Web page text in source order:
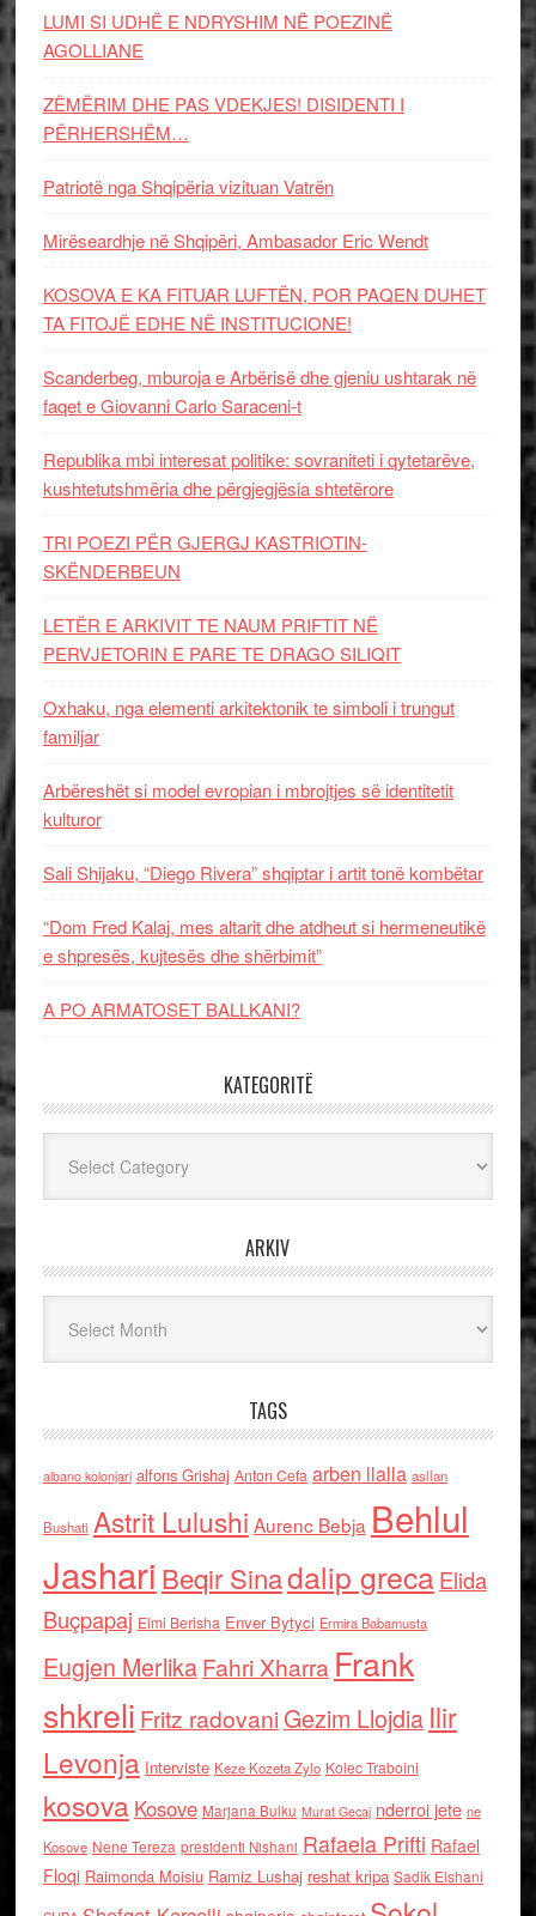
LUMI SI UDHË E NDRYSHIM NË POEZINË
AGOLLIANE
ZËMËRIM DHE PAS VDEKJES! DISIDENTI I
PËRHERSHËM…
Patriotë nga Shqipëria vizituan Vatrën
Mirëseardhje në Shqipëri, Ambasador Eric Wendt
KOSOVA E KA FITUAR LUFTËN, POR PAQEN DUHET
TA FITOJË EDHE NË INSTITUCIONE!
Scanderbeg, mburoja e Arbërisë dhe gjeniu ushtarak në
faqet e Giovanni Carlo Saraceni-t
Republika mbi interesat politike: sovraniteti i qytetarëve,
kushtetutshmëria dhe përgjegjësia shtetërore
TRI POEZI PËR GJERGJ KASTRIOTIN-
SKËNDERBEUN
LETËR E ARKIVIT TE NAUM PRIFTIT NË
PERVJETORIN E PARE TE DRAGO SILIQIT
Oxhaku, nga elementi arkitektonik te simboli i trungut
familjar
Arbëreshët si model evropian i mbrojtjes së identitetit
kulturor
Sali Shijaku, “Diego Rivera” shqiptar i artit tonë kombëtar
“Dom Fred Kalaj, mes altarit dhe atdheut si hermeneutikë
e shpresës, kujtesës dhe shërbimit”
A PO ARMATOSET BALLKANI?
KATEGORITË
ARKIV
TAGS
albano kolonjari alfons Grishaj Anton Cefa arben llalla asllan
Bushati Astrit Lulushi Aurenc Bebja Behlul
Jashari Beqir Sinadalip grecaElida
Buçpapaj Elmi Berisha Enver Bytyci Ermira Babamusta
Eugjen MerlikaFahri Xharra Frank
shkreli Fritz radovaniGezim Llojdia Ilir
Levonja Interviste Keze Kozeta Zylo Kolec Traboini
kosova Kosove Marjana Bulku Murat Gecaj nderroi jete ne
Kosove Nene Tereza presidenti Nishani Rafaela Prifti Rafael
Floqi Raimonda Moisiu Ramiz Lushaj reshat kripa Sadik Elshani